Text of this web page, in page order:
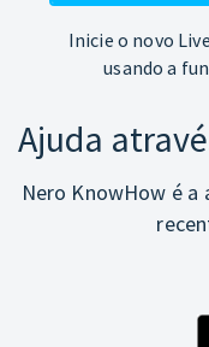
Inicie o novo
usando a
Ajuda
Nero KnowHow é a